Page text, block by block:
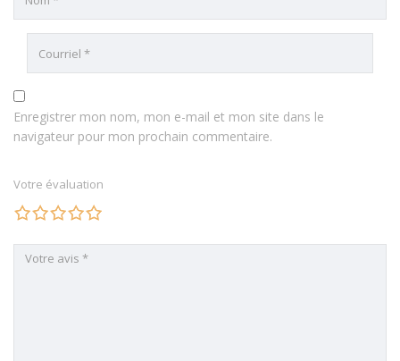
Enregistrer mon nom, mon e-mail et mon site dans le
navigateur pour mon prochain commentaire.
Votre évaluation